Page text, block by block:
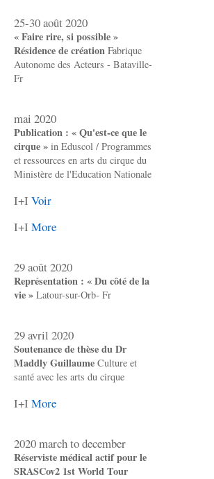
25-30 août 2020
« Faire rire, si possible »
Résidence de création Fabrique
Autonome des Acteurs - Bataville-
Fr
mai 2020
Publication : « Qu'est-ce que le
cirque » in Eduscol / Programmes
et ressources en arts du cirque du
Ministère de l'Education Nationale
I+I Voir
I+I More
29 août 2020
Représentation : « Du côté de la
vie » Latour-sur-Orb- Fr
29 avril 2020
Soutenance de thèse du Dr
Maddly Guillaume Culture et
santé avec les arts du cirque
I+I More
2020 march to december
Réserviste médical actif pour le
SRASCov2 1st World Tour